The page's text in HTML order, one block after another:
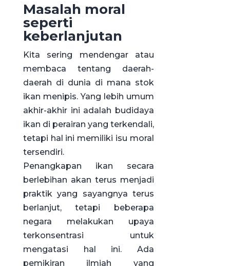
Masalah moral
seperti
keberlanjutan
Kita sering mendengar atau
membaca tentang daerah-
daerah di dunia di mana stok
ikan menipis. Yang lebih umum
akhir-akhir ini adalah budidaya
ikan di perairan yang terkendali,
tetapi hal ini memiliki isu moral
tersendiri.
Penangkapan ikan secara
berlebihan akan terus menjadi
praktik yang sayangnya terus
berlanjut, tetapi beberapa
negara melakukan upaya
terkonsentrasi untuk
mengatasi hal ini. Ada
pemikiran ilmiah yang